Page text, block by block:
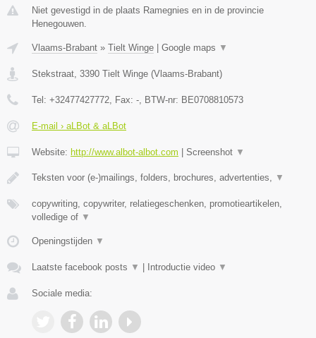
Niet gevestigd in de plaats Ramegnies en in de provincie
Henegouwen.
Vlaams-Brabant » Tielt Winge Google maps ▼
Stekstraat 3390 Tielt Winge (Vlaams-Brabant)
Tel: +32477427772 , Fax: - , BTW-nr: BE0708810573
E-mail › aLBot & aLBot
Website: http://www.albot-albot.com Screenshot ▼
Teksten voor (e-)mailings, folders, brochures, advertenties, ▼
copywriting, copywriter, relatiegeschenken, promotieartikelen,
volledige of ▼
Openingstijden ▼
Laatste facebook posts ▼ Introductie video ▼
Sociale media: